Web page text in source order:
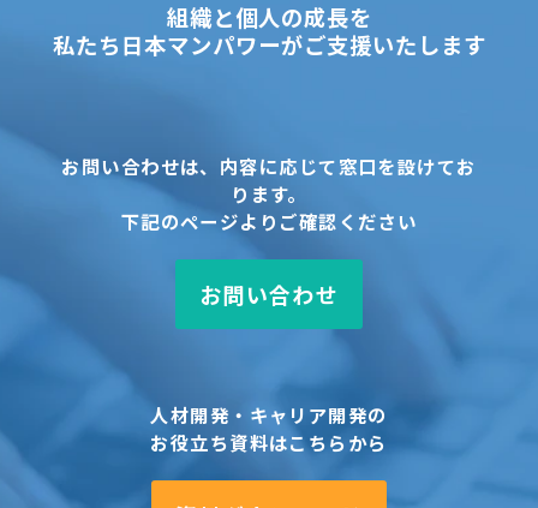
組織と個人の成長を
私たち日本マンパワーがご支援いたします
お問い合わせは、内容に応じて窓口を設けてお
ります。
下記のページよりご確認ください
お問い合わせ
人材開発・キャリア開発の
お役立ち資料はこちらから